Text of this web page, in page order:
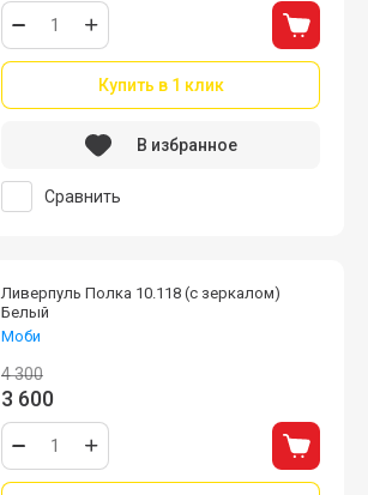
Купить в 1 клик
Сравнить
В избранное
Ливерпуль Полка 10.118 (с зеркалом)
Белый
Моби
4 300
3 600